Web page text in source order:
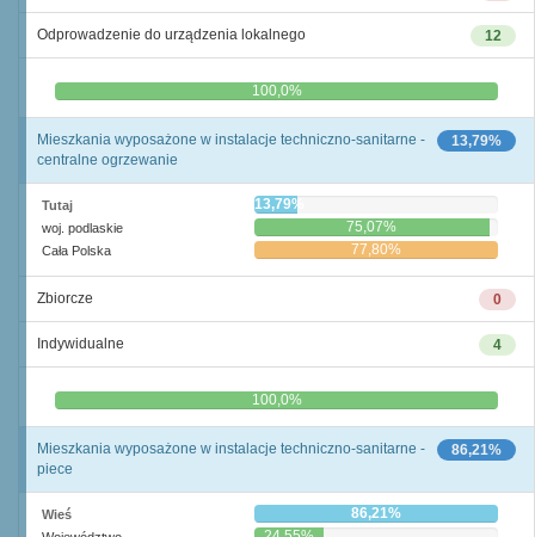
12
Odprowadzenie do urządzenia lokalnego
0,0% 100,0%
13,79%
Mieszkania wyposażone w instalacje techniczno-sanitarne -
centralne ogrzewanie
Tutaj 13,79%
woj. podlaskie 75,07%
Cała Polska 77,80%
0
Zbiorcze
4
Indywidualne
0,0% 100,0%
86,21%
Mieszkania wyposażone w instalacje techniczno-sanitarne -
piece
Wieś 86,21%